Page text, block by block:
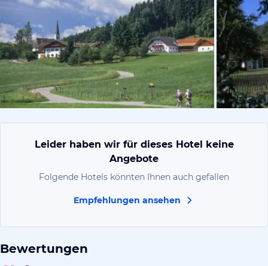
vom
Leider haben wir für dieses Hotel keine
Angebote
Folgende Hotels könnten Ihnen auch gefallen
Empfehlungen ansehen
Bewertungen